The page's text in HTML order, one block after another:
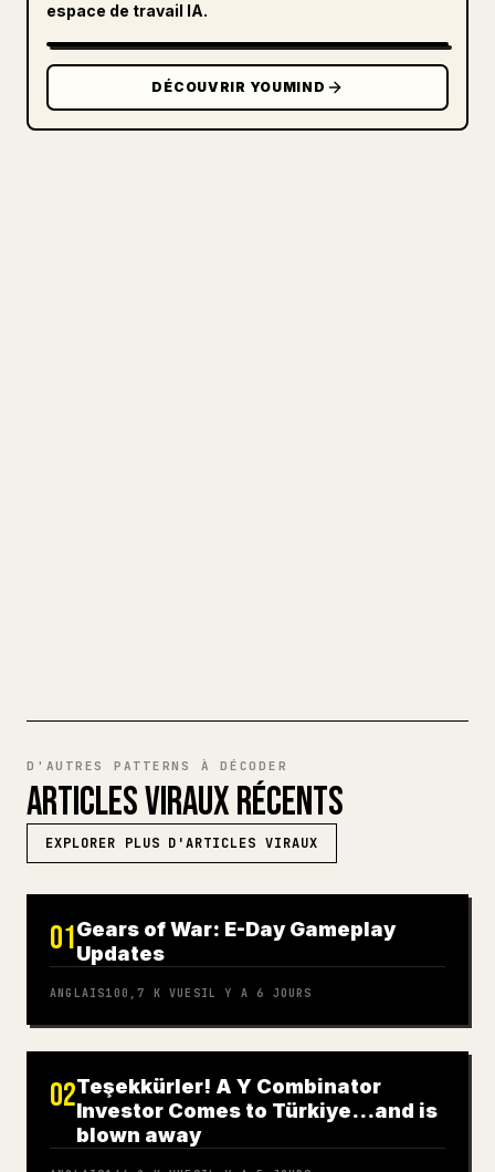
espace de travail IA.
DÉCOUVRIR YOUMIND
D'AUTRES PATTERNS À DÉCODER
ARTICLES VIRAUX RÉCENTS
EXPLORER PLUS D'ARTICLES VIRAUX
01Gears of War: E-Day Gameplay
Updates
ANGLAIS100,7 K VUESIL Y A 6 JOURS
02Teşekkürler! A Y Combinator
Investor Comes to Türkiye…and is
blown away